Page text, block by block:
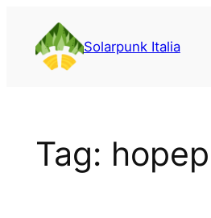
contenuto
Solarpunk Italia
Tag: